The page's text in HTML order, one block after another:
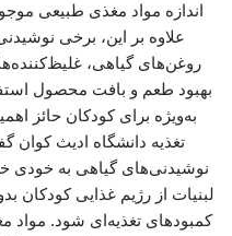
اندازه مواد مغذی طبیعی
علاوه بر این، برخی
روغن‌های گیاهی،
بهبود طعم و بافت محصول
به‌ویژه برای کودکان حائز
تغذیه دانشگاه ادیث کوان
نوشیدنی‌های گیاهی به‌ خودی
لبنیات از رژیم غذایی کودکان
کمبودهای تغذیه‌ای شود. مواد